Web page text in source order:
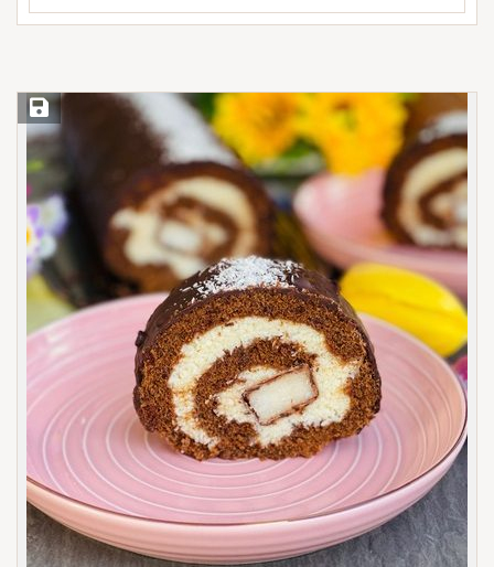
Save Recipe